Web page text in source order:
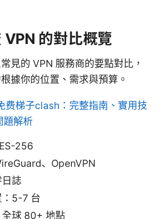
VPN 的對比概覽
見的 VPN 服務商的要點對比，
據你的位置、需求與預算。
费梯子clash：完整指南、實用技
題解析
256
、OpenVPN
日誌
：5-7 台
全球 80+ 地點